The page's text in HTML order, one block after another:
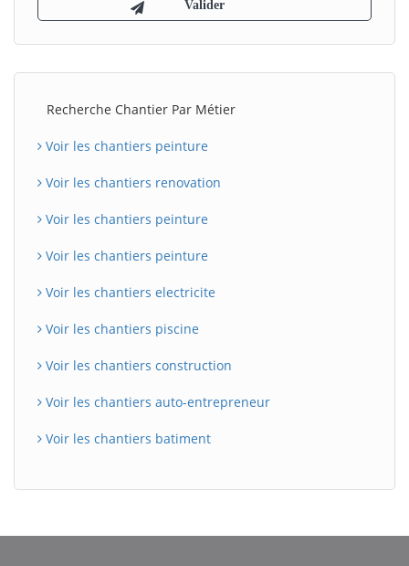
Recherche Chantier Par Métier
Voir les chantiers peinture
Voir les chantiers renovation
Voir les chantiers peinture
Voir les chantiers peinture
Voir les chantiers electricite
Voir les chantiers piscine
Voir les chantiers construction
Voir les chantiers auto-entrepreneur
Voir les chantiers batiment